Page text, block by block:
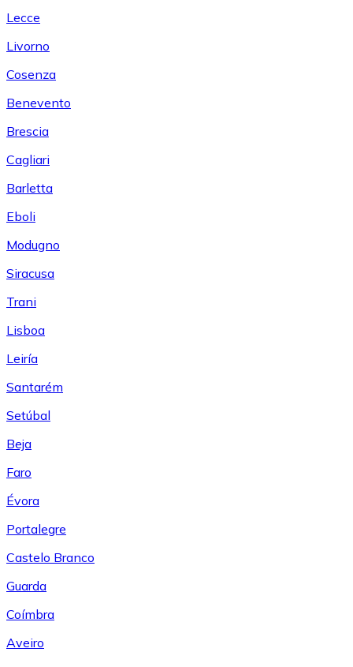
Lecce
Livorno
Cosenza
Benevento
Brescia
Cagliari
Barletta
Eboli
Modugno
Siracusa
Trani
Lisboa
Leiría
Santarém
Setúbal
Beja
Faro
Évora
Portalegre
Castelo Branco
Guarda
Coímbra
Aveiro